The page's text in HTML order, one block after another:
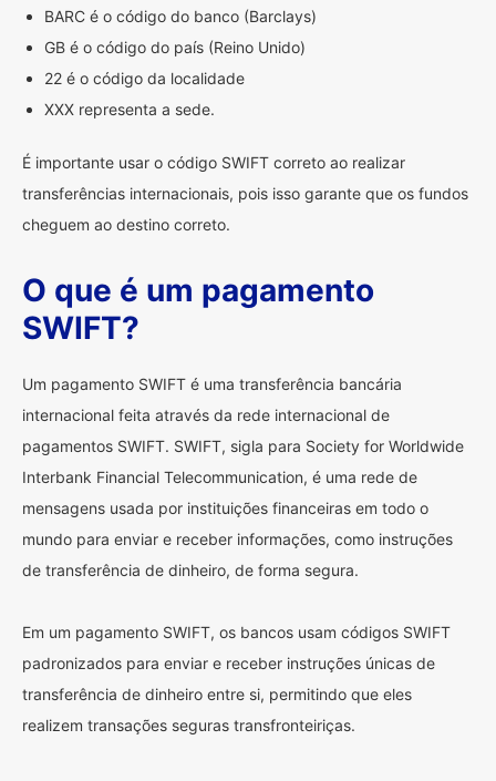
BARC é o código do banco (Barclays)
GB é o código do país (Reino Unido)
22 é o código da localidade
XXX representa a sede.
É importante usar o código SWIFT correto ao realizar
transferências internacionais, pois isso garante que os fundos
cheguem ao destino correto.
O que é um pagamento
SWIFT?
Um pagamento SWIFT é uma transferência bancária
internacional feita através da rede internacional de
pagamentos SWIFT. SWIFT, sigla para Society for Worldwide
Interbank Financial Telecommunication, é uma rede de
mensagens usada por instituições financeiras em todo o
mundo para enviar e receber informações, como instruções
de transferência de dinheiro, de forma segura.
Em um pagamento SWIFT, os bancos usam códigos SWIFT
padronizados para enviar e receber instruções únicas de
transferência de dinheiro entre si, permitindo que eles
realizem transações seguras transfronteiriças.